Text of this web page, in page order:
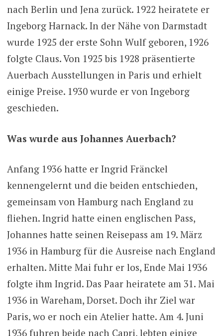
nach Berlin und Jena zurück. 1922 heiratete er
Ingeborg Harnack. In der Nähe von Darmstadt
wurde 1925 der erste Sohn Wulf geboren, 1926
folgte Claus. Von 1925 bis 1928 präsentierte
Auerbach Ausstellungen in Paris und erhielt
einige Preise. 1930 wurde er von Ingeborg
geschieden.
Was wurde aus Johannes Auerbach?
Anfang 1936 hatte er Ingrid Fränckel
kennengelernt und die beiden entschieden,
gemeinsam von Hamburg nach England zu
fliehen. Ingrid hatte einen englischen Pass,
Johannes hatte seinen Reisepass am 19. März
1936 in Hamburg für die Ausreise nach England
erhalten. Mitte Mai fuhr er los, Ende Mai 1936
folgte ihm Ingrid. Das Paar heiratete am 31. Mai
1936 in Wareham, Dorset. Doch ihr Ziel war
Paris, wo er noch ein Atelier hatte. Am 4. Juni
1936 fuhren beide nach Capri, lebten einige